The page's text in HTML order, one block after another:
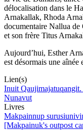
délocalisation dans le
Arnakallak, Rhoda
documentaire Nallua
et son frère Titus
Aujourd’hui, Esther
est désormais une aînée
Lien(s)
Inuit
Nunavut
Livres
Makpainnup
[Makpainuk's outpost